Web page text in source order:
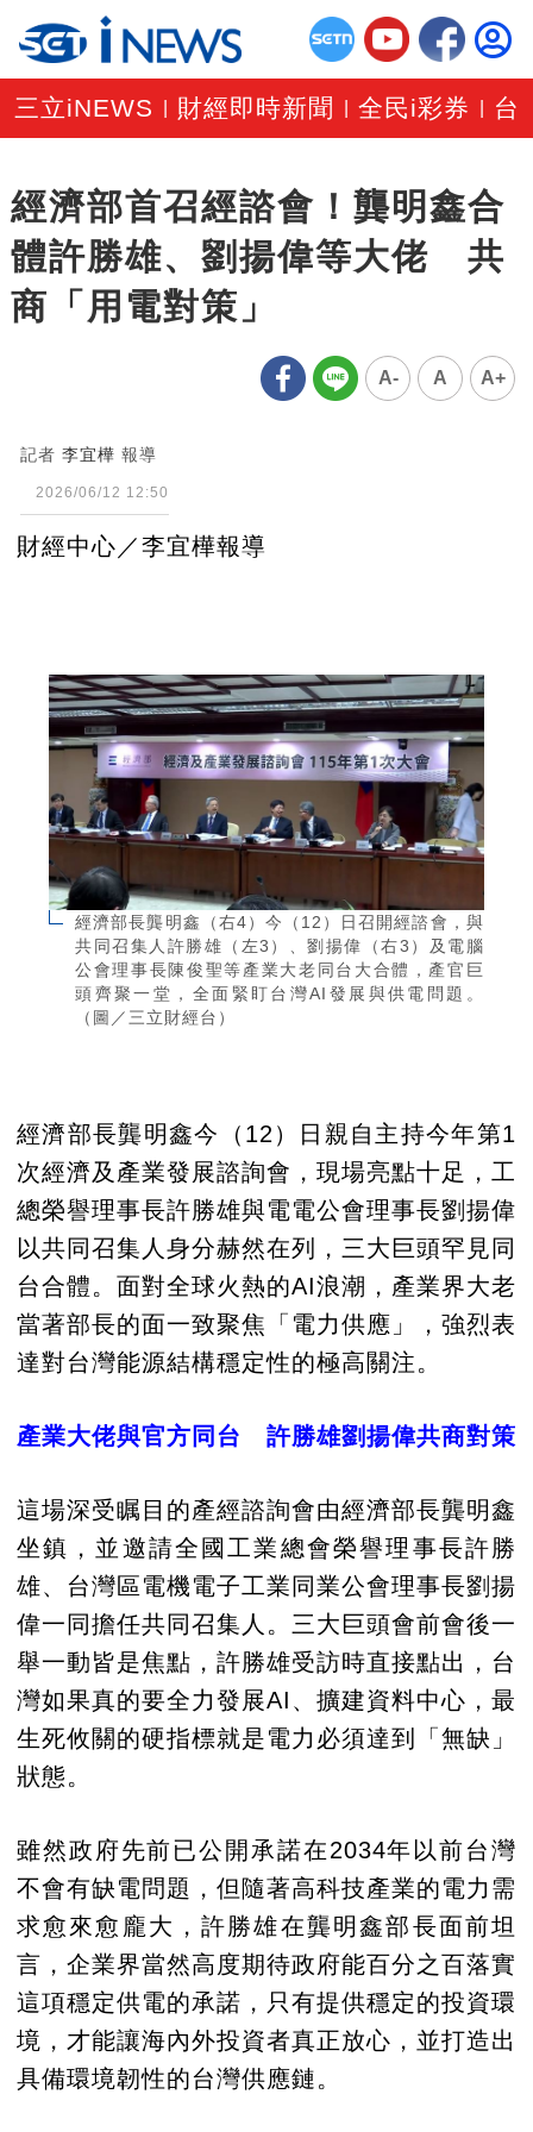
三立iNEWS 財經即時新聞 |全民i彩券 台
經濟部首召經諮會！龔明鑫合
體許勝雄、劉揚偉等大佬 共
商「用電對策」
A- A A+
記者 李宜樺 報導
2026/06/12 12:50
財經中心／李宜樺報導
經濟部長龔明鑫（右4）今（12）日召開經諮會，與
共同召集人許勝雄（左3）、劉揚偉（右3）及電腦
公會理事長陳俊聖等產業大老同台大合體，產官巨
頭齊聚一堂，全面緊盯台灣AI發展與供電問題。
（圖／三立財經台）
經濟部長龔明鑫今（12）日親自主持今年第1
次經濟及產業發展諮詢會，現場亮點十足，工
總榮譽理事長許勝雄與電電公會理事長劉揚偉
以共同召集人身分赫然在列，三大巨頭罕見同
台合體。面對全球火熱的AI浪潮，產業界大老
當著部長的面一致聚焦「電力供應」，強烈表
達對台灣能源結構穩定性的極高關注。
產業大佬與官方同台 許勝雄劉揚偉共商對策
這場深受瞩目的產經諮詢會由經濟部長龔明鑫
坐鎮，並邀請全國工業總會榮譽理事長許勝
雄、台灣區電機電子工業同業公會理事長劉揚
偉一同擔任共同召集人。三大巨頭會前會後一
舉一動皆是焦點，許勝雄受訪時直接點出，台
灣如果真的要全力發展AI、擴建資料中心，最
生死攸關的硬指標就是電力必須達到「無缺」
狀態。
雖然政府先前已公開承諾在2034年以前台灣
不會有缺電問題，但隨著高科技產業的電力需
求愈來愈龐大，許勝雄在龔明鑫部長面前坦
言，企業界當然高度期待政府能百分之百落實
這項穩定供電的承諾，只有提供穩定的投資環
境，才能讓海內外投資者真正放心，並打造出
具備環境韌性的台灣供應鏈。